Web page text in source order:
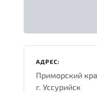
АДРЕС:
Приморский
г. Уссурийск